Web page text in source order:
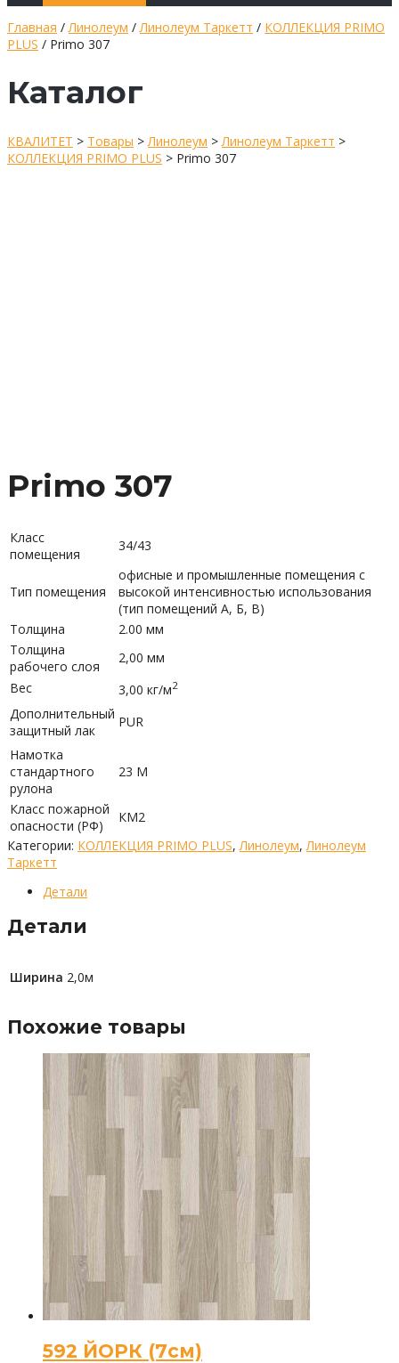
Главная /Линолеум /Линолеум Таркетт / КОЛЛЕКЦИЯ PRIMO
PLUS / Primo 307
Каталог
КВАЛИТЕТ > Товары >Линолеум >Линолеум Таркетт >
КОЛЛЕКЦИЯ PRIMO PLUS > Primo 307
Primo 307
Класс
помещения
34/43
Тип помещения
офисные и промышленные помещения с
высокой интенсивностью использования
(тип помещений А, Б, В)
Толщина
2.00 мм
Толщина
рабочего слоя
2,00 мм
Вес
3,00 кг/м2
Дополнительный
защитный лак
PUR
Намотка
стандартного
рулона
23 М
Класс пожарной
опасности (РФ)
КМ2
Категории: КОЛЛЕКЦИЯ PRIMO PLUS, Линолеум, Линолеум
Таркетт
Детали
Детали
Ширина 2,0м
Похожие товары
592 ЙОРК (7см)